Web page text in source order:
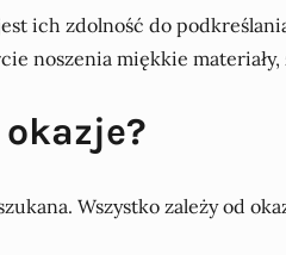
ich zdolność do
noszenia miękkie
Wszystko zależy od